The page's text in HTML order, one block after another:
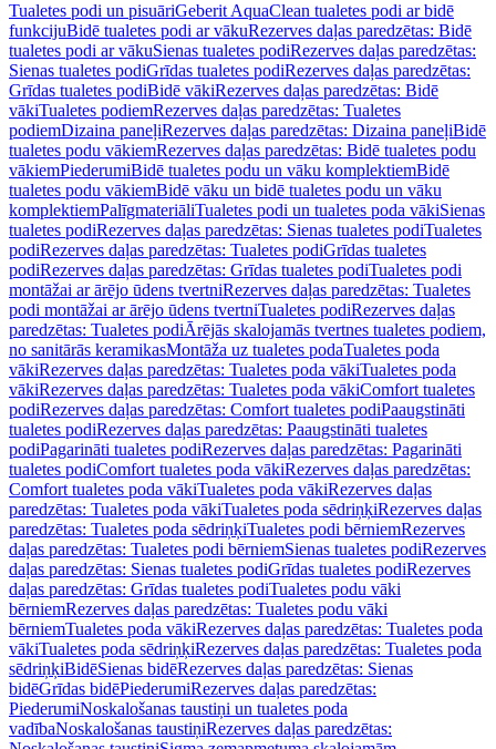
Tualetes podi un pisuāriGeberit AquaClean tualetes podi ar bidē
funkcijuBidē tualetes podi ar vākuRezerves daļas paredzētas: Bidē
tualetes podi ar vākuSienas tualetes podiRezerves daļas paredzētas:
Sienas tualetes podiGrīdas tualetes podiRezerves daļas paredzētas:
Grīdas tualetes podiBidē vākiRezerves daļas paredzētas: Bidē
vākiTualetes podiemRezerves daļas paredzētas: Tualetes
podiemDizaina paneļiRezerves daļas paredzētas: Dizaina paneļiBidē
tualetes podu vākiemRezerves daļas paredzētas: Bidē tualetes podu
vākiemPiederumiBidē tualetes podu un vāku komplektiemBidē
tualetes podu vākiemBidē vāku un bidē tualetes podu un vāku
komplektiemPalīgmateriāliTualetes podi un tualetes poda vākiSienas
tualetes podiRezerves daļas paredzētas: Sienas tualetes podiTualetes
podiRezerves daļas paredzētas: Tualetes podiGrīdas tualetes
podiRezerves daļas paredzētas: Grīdas tualetes podiTualetes podi
montāžai ar ārējo ūdens tvertniRezerves daļas paredzētas: Tualetes
podi montāžai ar ārējo ūdens tvertniTualetes podiRezerves daļas
paredzētas: Tualetes podiĀrējās skalojamās tvertnes tualetes podiem,
no sanitārās keramikasMontāža uz tualetes podaTualetes poda
vākiRezerves daļas paredzētas: Tualetes poda vākiTualetes poda
vākiRezerves daļas paredzētas: Tualetes poda vākiComfort tualetes
podiRezerves daļas paredzētas: Comfort tualetes podiPaaugstināti
tualetes podiRezerves daļas paredzētas: Paaugstināti tualetes
podiPagarināti tualetes podiRezerves daļas paredzētas: Pagarināti
tualetes podiComfort tualetes poda vākiRezerves daļas paredzētas:
Comfort tualetes poda vākiTualetes poda vākiRezerves daļas
paredzētas: Tualetes poda vākiTualetes poda sēdriņķiRezerves daļas
paredzētas: Tualetes poda sēdriņķiTualetes podi bērniemRezerves
daļas paredzētas: Tualetes podi bērniemSienas tualetes podiRezerves
daļas paredzētas: Sienas tualetes podiGrīdas tualetes podiRezerves
daļas paredzētas: Grīdas tualetes podiTualetes podu vāki
bērniemRezerves daļas paredzētas: Tualetes podu vāki
bērniemTualetes poda vākiRezerves daļas paredzētas: Tualetes poda
vākiTualetes poda sēdriņķiRezerves daļas paredzētas: Tualetes poda
sēdriņķiBidēSienas bidēRezerves daļas paredzētas: Sienas
bidēGrīdas bidēPiederumiRezerves daļas paredzētas:
PiederumiNoskalošanas taustiņi un tualetes poda
vadībaNoskalošanas taustiņiRezerves daļas paredzētas: